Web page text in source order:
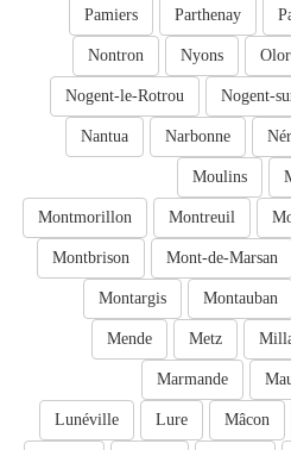
Parthenay
Pamiers
Nyons
Nontron
Nogent-
Nogent-le-Rotrou
Narbonne
Nantua
Moulins
Montreuil
Montmorillon
Mont-de-Marsan
Montbrison
Montauban
Montargis
Metz
Mende
Marmande
Mâcon
Lure
Lunéville